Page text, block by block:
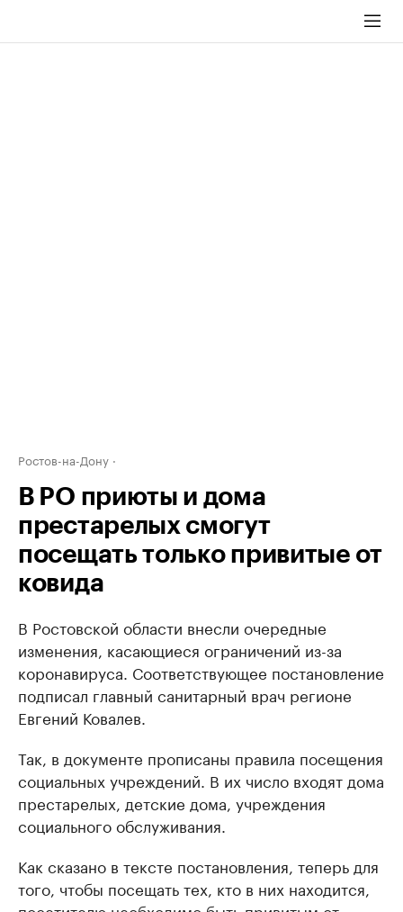
Ростов-на-Дону
В РО приюты и дома
престарелых смогут
посещать только привитые от
ковида
В Ростовской области внесли очередные
изменения, касающиеся ограничений из-за
коронавируса. Соответствующее постановление
подписал главный санитарный врач регионе
Евгений Ковалев.
Так, в документе прописаны правила посещения
социальных учреждений. В их число входят дома
престарелых, детские дома, учреждения
социального обслуживания.
Как сказано в тексте постановления, теперь для
того, чтобы посещать тех, кто в них находится,